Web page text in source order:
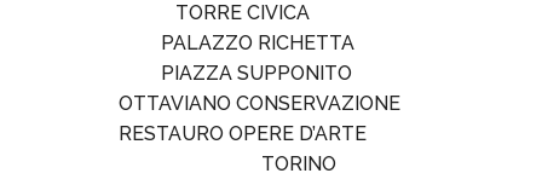
TORRE CIVICA
PALAZZO RICHETTA
PIAZZA SUPPONITO
OTTAVIANO CONSERVAZIONE
RESTAURO OPERE D’ARTE
TORINO